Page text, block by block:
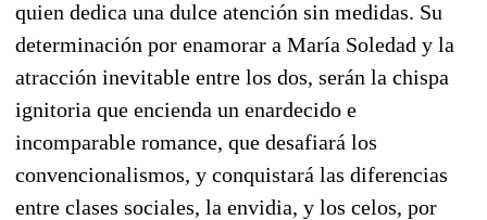
quien dedica una dulce atención sin medidas. Su
determinación por enamorar a María Soledad y la
atracción inevitable entre los dos, serán la chispa
ignitoria que encienda un enardecido e
incomparable romance, que desafiará los
convencionalismos, y conquistará las diferencias
entre clases sociales, la envidia, y los celos, por